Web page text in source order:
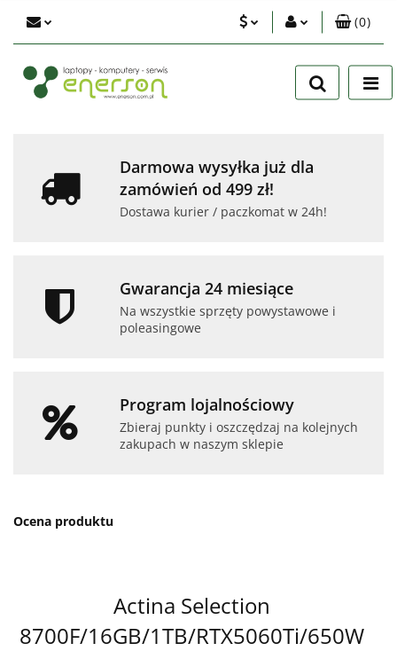
Zaloguj się
Zarejestruj się
(0)
Darmowa wysyłka już dla
zamówień od 499 zł!
Dostawa kurier / paczkomat w 24h!
Gwarancja 24 miesiące
Na wszystkie sprzęty powystawowe i
poleasingowe
Program lojalnościowy
Zbieraj punkty i oszczędzaj na kolejnych
zakupach w naszym sklepie
Ocena produktu
Actina Selection
8700F/16GB/1TB/RTX5060Ti/650W